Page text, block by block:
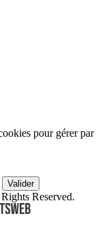
pour gérer par
Valider
Reserved.